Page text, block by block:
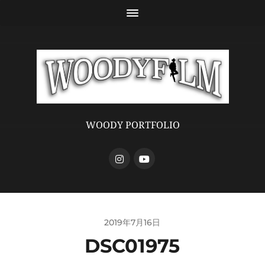
WOODY PORTFOLIO
2019年7月16日
DSC01975